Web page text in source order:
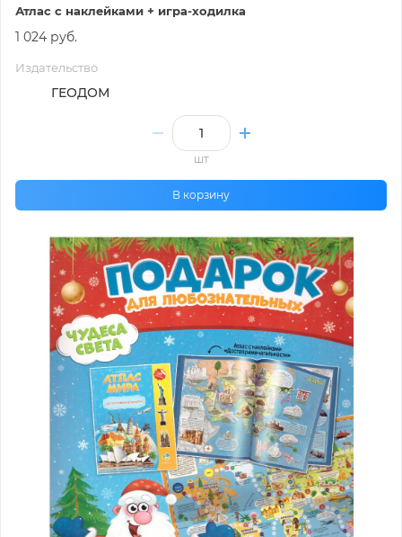
Атлас с наклейками + игра-ходилка
1 024 руб.
Издательство
ГЕОДОМ
шт
В корзину